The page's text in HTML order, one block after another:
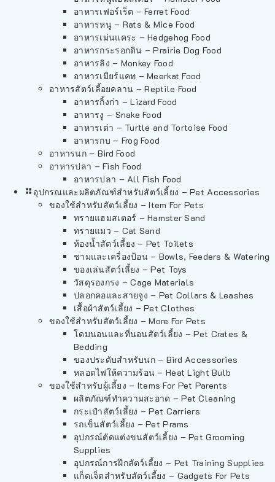
อาหารเฟอร์เร็ต – Ferret Food
อาหารหนู – Rats & Mice Food
อาหารเม่นแคระ – Hedgehog Food
อาหารกระรอกดิน – Prairie Dog Food
อาหารลิง – Monkey Food
อาหารเมียร์แคท – Meerkat Food
อาหารสัตว์เลี้อยคลาน – Reptile Food
อาหารกิ้งก่า – Lizard Food
อาหารงู – Snake Food
อาหารเต่า – Turtle and Tortoise Food
อาหารกบ – Frog Food
อาหารนก – Bird Food
อาหารปลา – Fish Food
อาหารปลา – All Fish Food
อุปกรณและผลิตภัณฑ์สำหรับสัตว์เลี้ยง – Pet Accessories
ของใช้สำหรับสัตว์เลี้ยง – Item For Pets
ทรายแฮมสเตอร์ – Hamster Sand
ทรายแมว – Cat Sand
ห้องน้ำสัตว์เลี้ยง – Pet Toilets
ชามและเครื่องป้อน – Bowls, Feeders & Watering
ของเล่นสัตว์เลี้ยง – Pet Toys
วัสดุรองกรง – Cage Materials
ปลอกคอและสายจูง – Pet Collars & Leashes
เสื้อผ้าสัตว์เลี้ยง – Pet Clothes
ของใช้สำหรับสัตว์เลี้ยง – More For Pets
โดมนอนและที่นอนสัตว์เลี้ยง – Pet Crates &
Bedding
ของประดับสำหรับนก – Bird Accessories
หลอดไฟให้ความร้อน – Heat Light Bulb
ของใช้สำหรับผู้เลี้ยง – Items For Pet Parents
ผลิตภัณฑ์ทำความสะอาด – Pet Cleaning
กระเป๋าสัตว์เลี้ยง – Pet Carriers
รถเข็นสัตว์เลี้ยง – Pet Prams
อุปกรณ์ตัดแต่งขนสัตว์เลี้ยง – Pet Grooming
Supplies
อุปกรณ์การฝึกสัตว์เลี้ยง – Pet Training Supplies
แก็ดเจ็ตสำหรับสัตว์เลี้ยง – Gadgets For Pets